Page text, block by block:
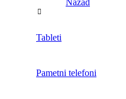
Tableti
Pametni telefoni